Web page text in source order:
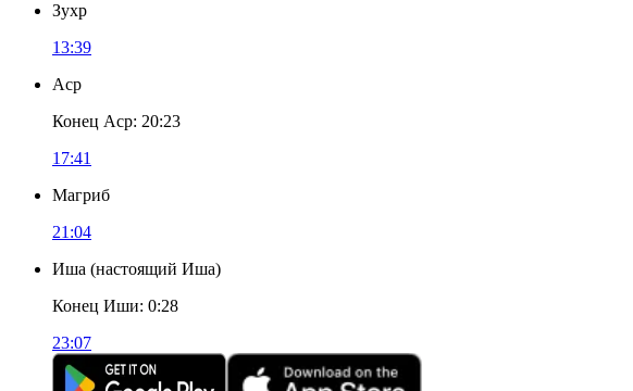
Зухр
13:39
Аср
Конец Аср: 20:23
17:41
Магриб
21:04
Иша (настоящий Иша)
Конец Иши: 0:28
23:07